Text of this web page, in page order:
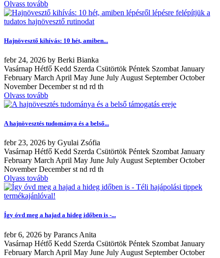
Olvass tovább
Hajnövesztő kihívás: 10 hét, amiben...
febr 24, 2026 by Berki Bianka
Vasárnap Hétfő Kedd Szerda Csütörtök Péntek Szombat January
February March April May June July August September October
November December st nd rd th
Olvass tovább
A hajnövesztés tudománya és a belső...
febr 23, 2026 by Gyulai Zsófia
Vasárnap Hétfő Kedd Szerda Csütörtök Péntek Szombat January
February March April May June July August September October
November December st nd rd th
Olvass tovább
Így óvd meg a hajad a hideg időben is -...
febr6, 2026 by Parancs Anita
Vasárnap Hétfő Kedd Szerda Csütörtök Péntek Szombat January
February March April May June July August September October